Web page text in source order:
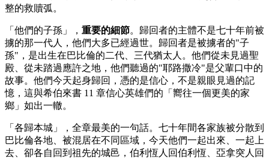
整的救贖弧。
「他們的子孫」， 重要的細節。歸回者的主體不是七十年前被
擄的那一代人，他們大多已經過世。歸回者是被擄者的"子
孫"，是出生在巴比倫的二代、三代猶太人。他們從未見過聖
殿、從未踏過應許之地，他們聽過的"耶路撒冷"是父輩口中的
故事。他們今天起身歸回，憑的是信心，不是親眼見過的記
憶，這與希伯來書 11 章信心英雄們的「嚮往一個更美的家
鄉」如出一轍。
「各歸本城」，全章最美的一句話。七十年間各家族被分散到
巴比倫各地、被混居在不同區域，今天他們一起出來、一起上
去、卻各自回到祖先的城邑，伯利恆人回伯利恆、亞拿突人回